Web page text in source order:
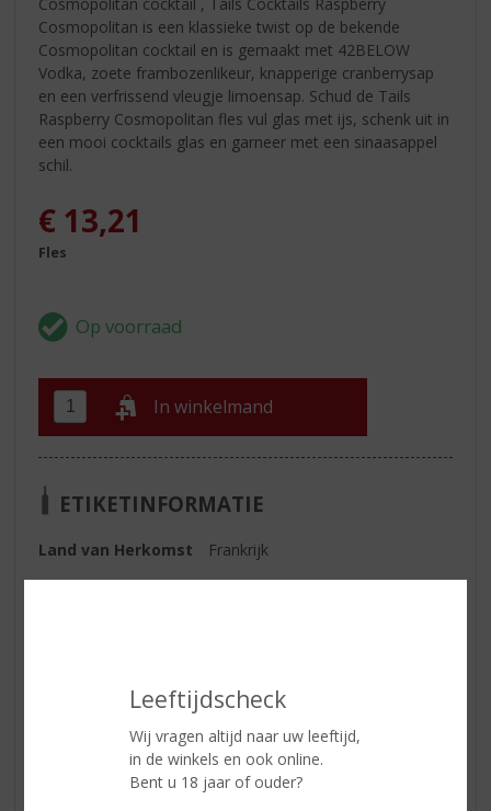
Leeftijdscheck
Wij vragen altijd naar uw leeftijd,
in de winkels en ook online.
Bent u 18 jaar of ouder?
Cosmopolitan is een klassieke twist op de bekende
Cosmopolitan cocktail en is gemaakt met 42BELOW
Vodka, zoete frambozenlikeur, knapperige cranberrysap
en een verfrissend vleugje limoensap. Schud de Tails
Raspberry Cosmopolitan fles vul glas met ijs, schenk uit in
een mooi cocktails glas en garneer met een sinaasappel
schil.
€ 13,21
Fles
In winkelmand
ETIKETINFORMATIE
Land van Herkomst
Frankrijk
Reviews
Schrijf een review
Er zijn nog geen reviews geplaatst voor dit product